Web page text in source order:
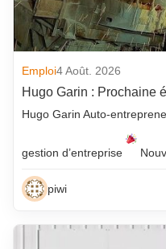
Emploi4 Août. 2026
Hugo Garin : Prochaine
Hugo Garin Auto-
gestion d’entreprise
piwi